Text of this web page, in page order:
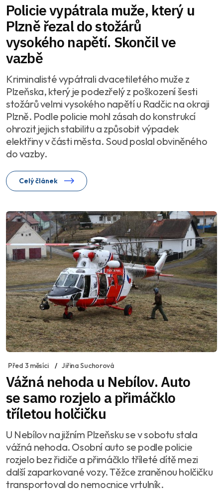
Policie vypátrala muže, který u
Plzně řezal do stožárů
vysokého napětí. Skončil ve
vazbě
Kriminalisté vypátrali dvacetiletého muže z
Plzeňska, který je podezřelý z poškození šesti
stožárů velmi vysokého napětí u Radčic na okraji
Plzně. Podle policie mohl zásah do konstrukcí
ohrozit jejich stabilitu a způsobit výpadek
elektřiny v části města. Soud poslal obviněného
do vazby.
Celý článek
Před 3 měsíci Jiřina Suchorová
Vážná nehoda u Nebílov. Auto
se samo rozjelo a přimáčklo
tříletou holčičku
U Nebílov na jižním Plzeňsku se v sobotu stala
vážná nehoda. Osobní auto se podle policie
rozjelo bez řidiče a přimáčklo tříleté dítě mezi
další zaparkované vozy. Těžce zraněnou holčičku
transportoval do nemocnice vrtulník.